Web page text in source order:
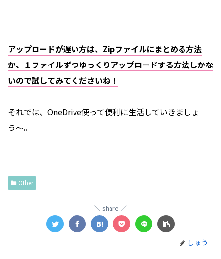
アップロードが遅い方は、Zipファイルにまとめる方法
か、１ファイルずつゆっくりアップロードする方法しかな
いので試してみてくださいね！
それでは、OneDrive使って便利に生活していきましょ
う〜。
Other
share
しゅう